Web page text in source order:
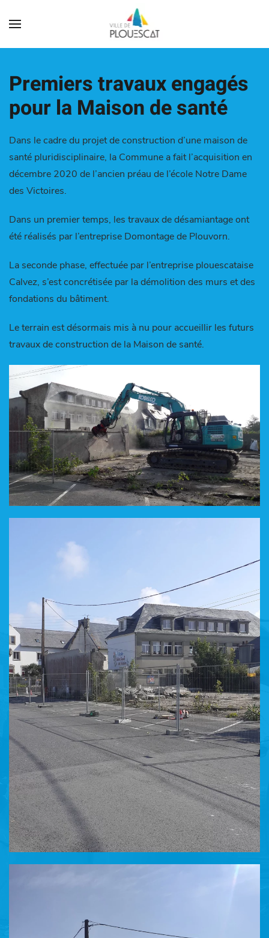
Premiers travaux engagés
pour la Maison de santé
Dans le cadre du projet de construction d’une maison de
santé pluridisciplinaire, la Commune a fait l’acquisition en
décembre 2020 de l’ancien préau de l’école Notre Dame
des Victoires.
Dans un premier temps, les travaux de désamiantage ont
été réalisés par l’entreprise Domontage de Plouvorn.
La seconde phase, effectuée par l’entreprise plouescataise
Calvez, s’est concrétisée par la démolition des murs et des
fondations du bâtiment.
Le terrain est désormais mis à nu pour accueillir les futurs
travaux de construction de la Maison de santé.